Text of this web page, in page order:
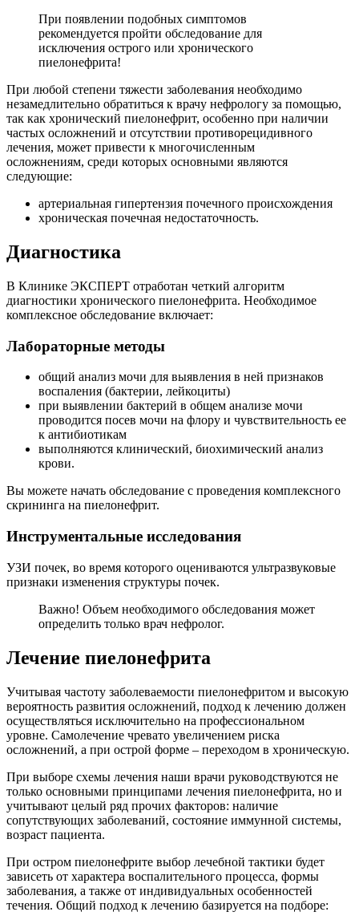
При появлении подобных симптомов
рекомендуется пройти обследование для
исключения острого или хронического
пиелонефрита!
При любой степени тяжести заболевания необходимо
незамедлительно обратиться к врачу нефрологу за помощью,
так как хронический пиелонефрит, особенно при наличии
частых осложнений и отсутствии противорецидивного
лечения, может привести к многочисленным
осложнениям, среди которых основными являются
следующие:
артериальная гипертензия почечного происхождения
хроническая почечная недостаточность.
Диагностика
В Клинике ЭКСПЕРТ отработан четкий алгоритм
диагностики хронического пиелонефрита. Необходимое
комплексное обследование включает:
Лабораторные методы
общий анализ мочи для выявления в ней признаков
воспаления (бактерии, лейкоциты)
при выявлении бактерий в общем анализе мочи
проводится посев мочи на флору и чувствительность ее
к антибиотикам
выполняются клинический, биохимический анализ
крови.
Вы можете начать обследование с проведения комплексного
скрининга на пиелонефрит.
Инструментальные исследования
УЗИ почек, во время которого оцениваются ультразвуковые
признаки изменения структуры почек.
Важно! Объем необходимого обследования может
определить только врач нефролог.
Лечение пиелонефрита
Учитывая частоту заболеваемости пиелонефритом и высокую
вероятность развития осложнений, подход к лечению должен
осуществляться исключительно на профессиональном
уровне. Самолечение чревато увеличением риска
осложнений, а при острой форме – переходом в хроническую.
При выборе схемы лечения наши врачи руководствуются не
только основными принципами лечения пиелонефрита, но и
учитывают целый ряд прочих факторов: наличие
сопутствующих заболеваний, состояние иммунной системы,
возраст пациента.
При остром пиелонефрите выбор лечебной тактики будет
зависеть от характера воспалительного процесса, формы
заболевания, а также от индивидуальных особенностей
течения. Общий подход к лечению базируется на подборе: